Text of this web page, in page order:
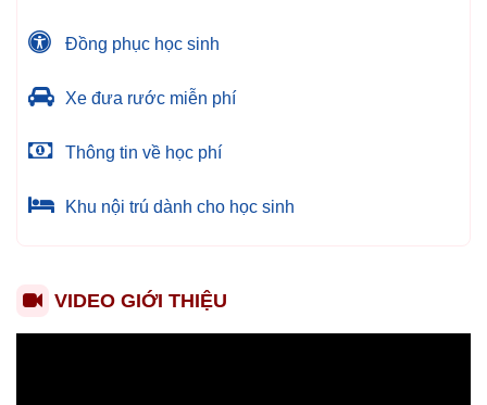
Đồng phục học sinh
Xe đưa rước miễn phí
Thông tin về học phí
Khu nội trú dành cho học sinh
VIDEO GIỚI THIỆU